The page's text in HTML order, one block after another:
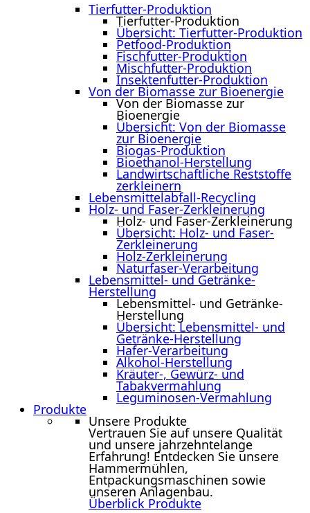
Tierfutter-Produktion
Tierfutter-Produktion
Übersicht: Tierfutter-Produktion
Petfood-Produktion
Fischfutter-Produktion
Mischfutter-Produktion
Insektenfutter-Produktion
Von der Biomasse zur Bioenergie
Von der Biomasse zur
Bioenergie
Übersicht: Von der Biomasse
zur Bioenergie
Biogas-Produktion
Bioethanol-Herstellung
Landwirtschaftliche Reststoffe
zerkleinern
Lebensmittelabfall-Recycling
Holz- und Faser-Zerkleinerung
Holz- und Faser-Zerkleinerung
Übersicht: Holz- und Faser-
Zerkleinerung
Holz-Zerkleinerung
Naturfaser-Verarbeitung
Lebensmittel- und Getränke-
Herstellung
Lebensmittel- und Getränke-
Herstellung
Übersicht: Lebensmittel- und
Getränke-Herstellung
Hafer-Verarbeitung
Alkohol-Herstellung
Kräuter-, Gewürz- und
Tabakvermahlung
Leguminosen-Vermahlung
Produkte
Unsere Produkte
Vertrauen Sie auf unsere Qualität
und unsere jahrzehntelange
Erfahrung! Entdecken Sie unsere
Hammermühlen,
Entpackungsmaschinen sowie
unseren Anlagenbau.
Überblick Produkte